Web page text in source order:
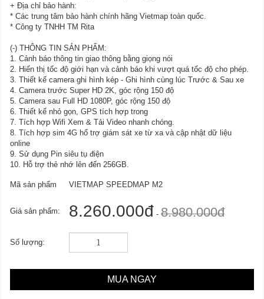
+ Địa chỉ bảo hành:
* Các trung tâm bảo hành chính hãng Vietmap toàn quốc.
* Công ty TNHH TM Rita
(-) THÔNG TIN SẢN PHẨM:
1. Cảnh báo thông tin giao thông bằng giọng nói
2. Hiển thị tốc độ giới hạn và cảnh báo khi vượt quá tốc độ cho phép.
3. Thiết kế camera ghi hình kép - Ghi hình cùng lúc Trước & Sau xe
4. Camera trước Super HD 2K, góc rộng 150 độ
5. Camera sau Full HD 1080P, góc rộng 150 độ
6. Thiết kế nhỏ gọn, GPS tích hợp trong
7. Tích hợp Wifi Xem & Tải Video nhanh chóng.
8. Tích hợp sim 4G hổ trợ giám sát xe từ xa và cập nhật dữ liệu
online
9. Sử dụng Pin siêu tụ điện
10. Hỗ trợ thẻ nhớ lên đến 256GB.
Mã sản phẩm VIETMAP SPEEDMAP M2
Giá sản phẩm: 8.260.000đ -8.980.000đ
Số lượng:
MUA NGAY